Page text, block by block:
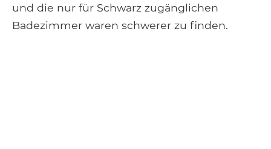
und die nur für Schwarz zugänglichen
Badezimmer waren schwerer zu finden.